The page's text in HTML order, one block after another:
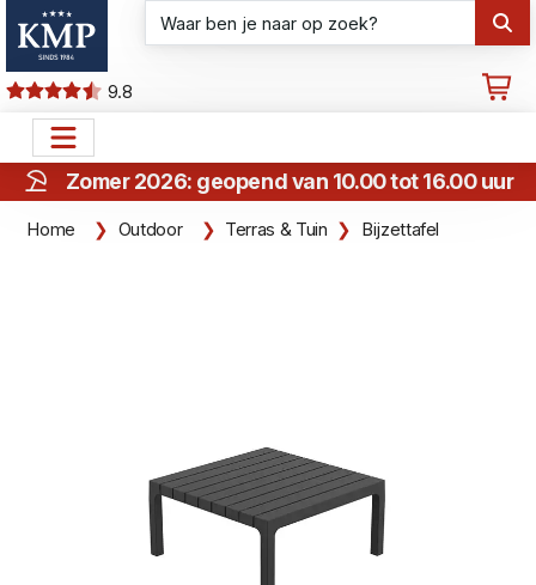
9.8
Zomer 2026: geopend van 10.00 tot 16.00 uur
Home Outdoor Terras & Tuin Bijzettafel